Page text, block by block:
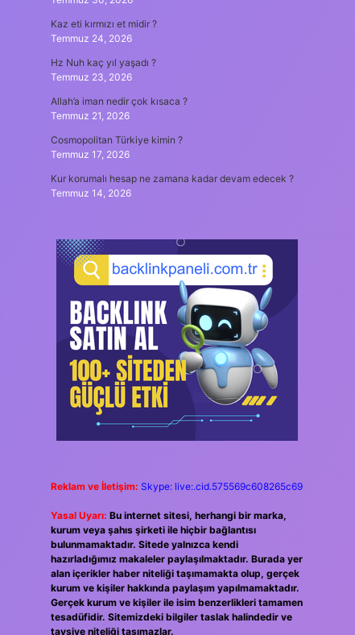
Kaz eti kırmızı et midir ?
Temmuz 24, 2026
Hz Nuh kaç yıl yaşadı ?
Temmuz 23, 2026
Allah’a iman nedir çok kısaca ?
Temmuz 21, 2026
Cosmopolitan Türkiye kimin ?
Temmuz 17, 2026
Kur korumalı hesap ne zamana kadar devam edecek ?
Temmuz 14, 2026
Reklam ve İletişim: Skype: live:.cid.575569c608265c69
Yasal Uyarı: Bu internet sitesi, herhangi bir marka,
kurum veya şahıs şirketi ile hiçbir bağlantısı
bulunmamaktadır. Sitede yalnızca kendi
hazırladığımız makaleler paylaşılmaktadır. Burada yer
alan içerikler haber niteliği taşımamakta olup, gerçek
kurum ve kişiler hakkında paylaşım yapılmamaktadır.
Gerçek kurum ve kişiler ile isim benzerlikleri tamamen
tesadüfidir. Sitemizdeki bilgiler taslak halindedir ve
tavsiye niteliği taşımazlar.